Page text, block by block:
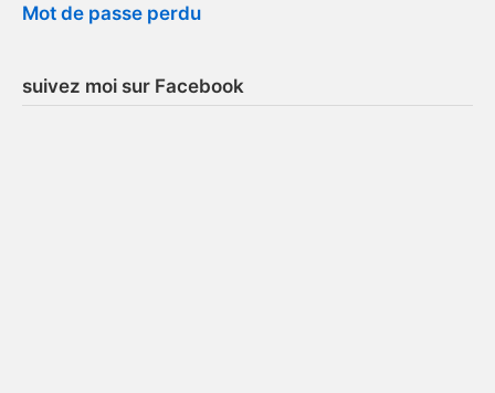
Mot de passe perdu
suivez moi sur Facebook